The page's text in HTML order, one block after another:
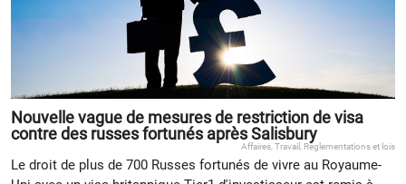
Nouvelle vague de mesures de restriction de visa
contre des russes fortunés après Salisbury
Affaires,Travail, Réglementations et lois
Le droit de plus de 700 Russes fortunés de vivre au Royaume-